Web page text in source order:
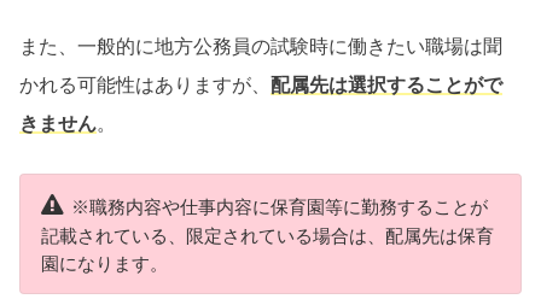
また、一般的に地方公務員の試験時に働きたい職場は聞
かれる可能性はありますが、配属先は選択することがで
きません
※職務内容や仕事内容に保育園等に勤務することが
記載されている、限定されている場合は、配属先は保育
園になります。